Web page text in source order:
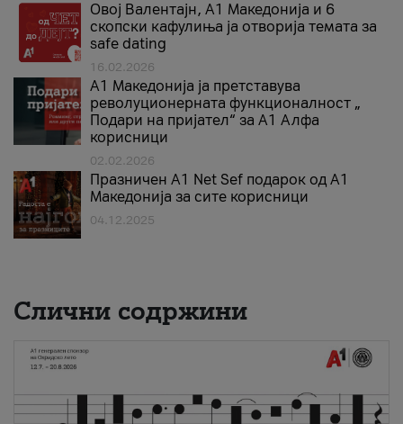
Овој Валентајн, A1 Македонија и 6
скопски кафулиња ја отворија темата за
safe dating
16.02.2026
А1 Македонија ја претставува
револуционерната функционалност „
Подари на пријател“ за А1 Алфа
корисници
02.02.2026
Празничен A1 Net Sеf подарок од А1
Македонија за сите корисници
04.12.2025
Слични содржини